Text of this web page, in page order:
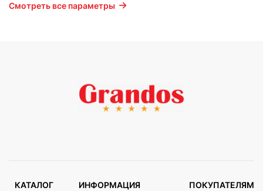
Смотреть все параметры
КАТАЛОГ ИНФОРМАЦИЯ ПОКУПАТЕЛЯМ